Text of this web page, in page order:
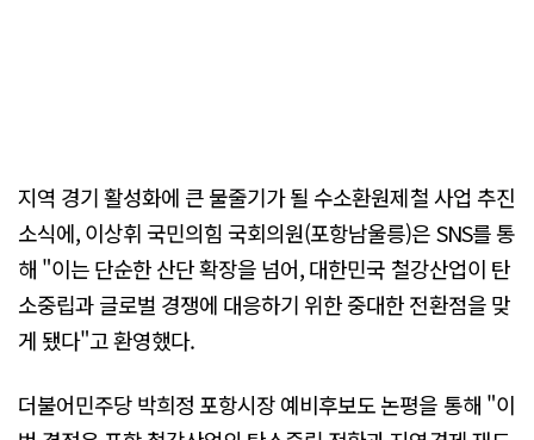
지역 경기 활성화에 큰 물줄기가 될 수소환원제철 사업 추진
소식에, 이상휘 국민의힘 국회의원(포항남울릉)은 SNS를 통
해 "이는 단순한 산단 확장을 넘어, 대한민국 철강산업이 탄
소중립과 글로벌 경쟁에 대응하기 위한 중대한 전환점을 맞
게 됐다"고 환영했다.
더불어민주당 박희정 포항시장 예비후보도 논평을 통해 "이